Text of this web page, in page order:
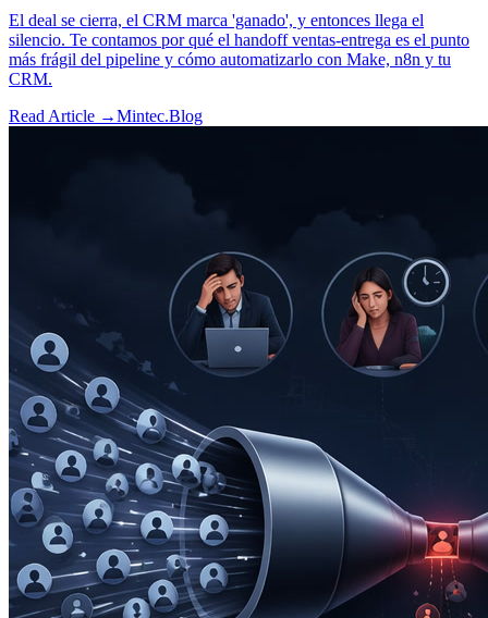
El deal se cierra, el CRM marca 'ganado', y entonces llega el
silencio. Te contamos por qué el handoff ventas-entrega es el punto
más frágil del pipeline y cómo automatizarlo con Make, n8n y tu
CRM.
Read Article →Mintec.Blog